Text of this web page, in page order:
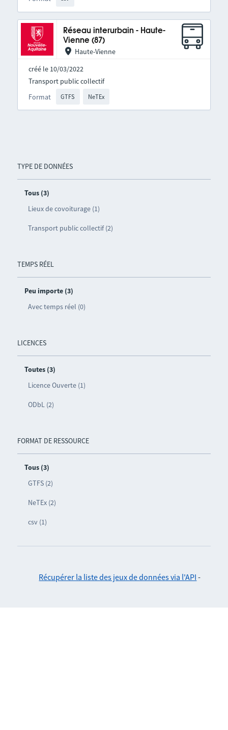
TYPE DE DONNÉES
Tous (3)
Lieux de covoiturage (1)
Transport public collectif (2)
TEMPS RÉEL
Peu importe (3)
Avec temps réel (0)
LICENCES
Toutes (3)
Licence Ouverte (1)
ODbL (2)
FORMAT DE RESSOURCE
Tous (3)
GTFS (2)
NeTEx (2)
csv (1)
Réseau interurbain - Haute-
Vienne (87)
Haute-Vienne
créé le 10/03/2022
Format GTFS NeTEx
Transport public collectif
Récupérer la liste des jeux de données via l'API -